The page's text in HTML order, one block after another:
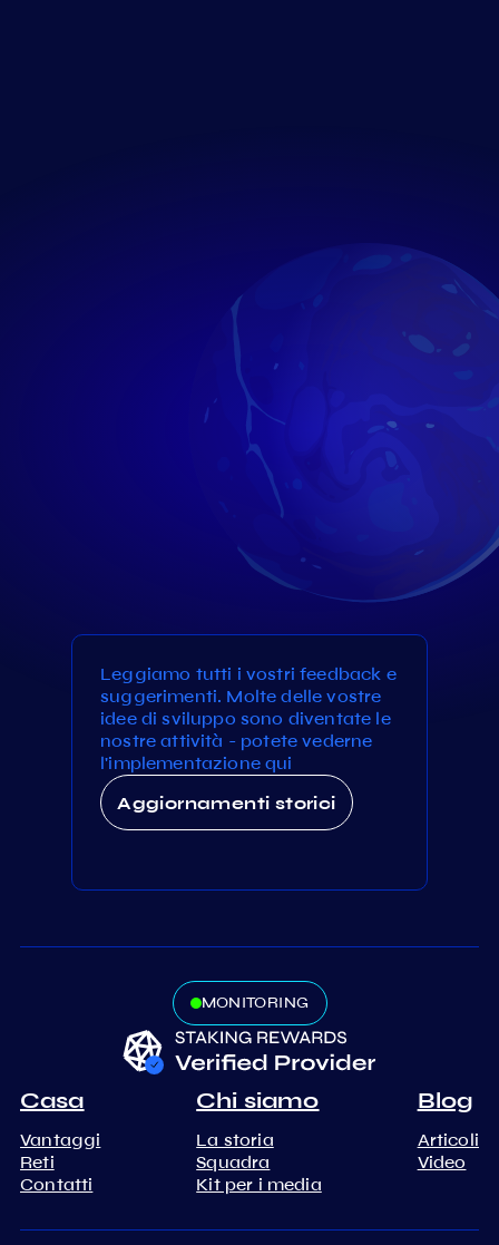
Leggiamo tutti i vostri feedback e
suggerimenti. Molte delle vostre
idee di sviluppo sono diventate le
nostre attività - potete vederne
l'implementazione qui
Aggiornamenti storici
MONITORING
Casa
Vantaggi
Reti
Contatti
Chi siamo
La storia
Squadra
Kit per i media
Blog
Articoli
Video